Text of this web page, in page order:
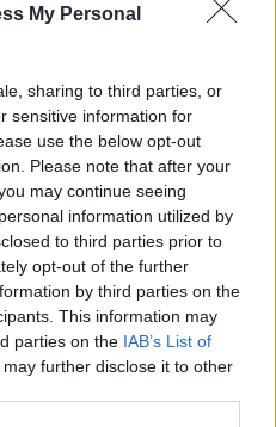
My Personal
sharing to third parties, or
sensitive information for
use the below opt-out
Please note that after your
may continue seeing
information utilized by
to third parties prior to
opt-out of the further
by third parties on the
This information may
parties on the IAB’s List of
may further disclose it to other
a nyári stressz
1 perc
különös név,
hatás